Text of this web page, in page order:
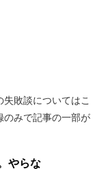
敗談についてはこ
のみで記事の一部が